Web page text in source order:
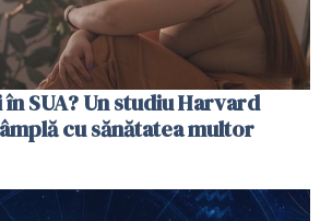
SUA? Un studiu Harvard
cu sănătatea multor